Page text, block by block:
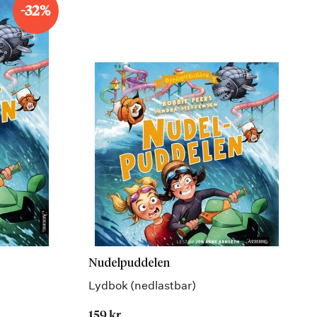
-32%
Nudelpuddelen
Lydbok (nedlastbar)